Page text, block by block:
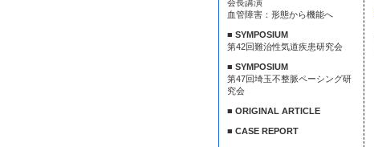
会長講演
血管障害：形態から機能へ
■ SYMPOSIUM
第42回難治性気道疾患研究会
■ SYMPOSIUM
第47回埼玉不整脈ペーシング研
究会
■ ORIGINAL ARTICLE
■ CASE REPORT